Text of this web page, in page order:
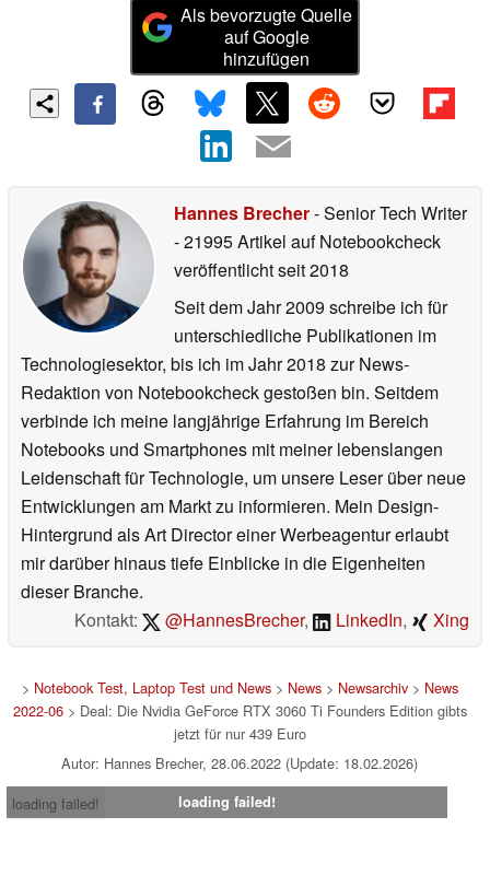
Als bevorzugte Quelle
auf Google
hinzufügen
Hannes Brecher- Senior Tech Writer
- 21995 Artikel auf Notebookcheck
veröffentlichtseit 2018
Seit dem Jahr 2009 schreibe ich für
unterschiedliche Publikationen im
Technologiesektor, bis ich im Jahr 2018 zur News-
Redaktion von Notebookcheck gestoßen bin. Seitdem
verbinde ich meine langjährige Erfahrung im Bereich
Notebooks und Smartphones mit meiner lebenslangen
Leidenschaft für Technologie, um unsere Leser über neue
Entwicklungen am Markt zu informieren. Mein Design-
Hintergrund als Art Director einer Werbeagentur erlaubt
mir darüber hinaus tiefe Einblicke in die Eigenheiten
dieser Branche.
Kontakt:
@HannesBrecher, LinkedIn, Xing
> Notebook Test, Laptop Test und News> News> Newsarchiv> News
2022-06> Deal: Die Nvidia GeForce RTX 3060 Ti Founders Edition gibts
jetzt für nur 439 Euro
Autor: Hannes Brecher, 28.06.2022 (Update: 18.02.2026)
loading failed!
loading failed!